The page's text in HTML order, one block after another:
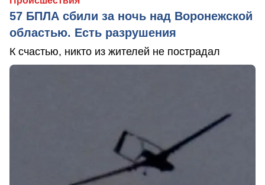
57 БПЛА сбили за ночь над Воронежской
областью. Есть разрушения
К счастью, никто из жителей не пострадал